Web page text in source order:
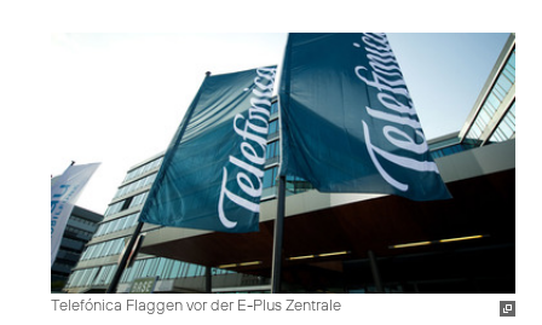
Telefónica Flaggen vor der E-Plus Zentrale